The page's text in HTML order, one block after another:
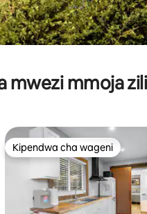
mwezi mmoja
Kipendwa cha wageni
Kipendwa cha wageni